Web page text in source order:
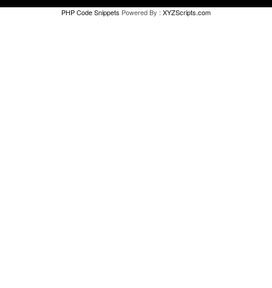
PHP Code Snippets Powered By : XYZScripts.com